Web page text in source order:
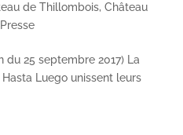
de Thillombois, Château
du 25 septembre 2017) La
Luego unissent leurs